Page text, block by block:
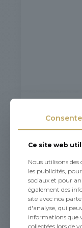
1,70€
Ce site web
Nous utilisons
les publicités,
sociaux et pour
également des
site avec nos
d'analyse, qui
informations que
collectées lors de